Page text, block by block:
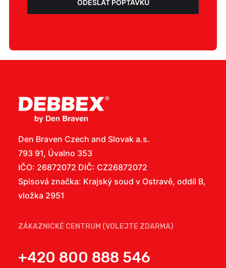
Den Braven Czech and Slovak a.s.
793 91, Úvalno 353
IČO: 26872072 DIČ: CZ26872072
Spisová značka: Krajský soud v Ostravě, oddíl B,
vložka 2951
ZÁKAZNICKÉ CENTRUM (VOLEJTE ZDARMA)
+420 800 888 546